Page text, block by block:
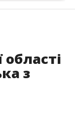
області
з